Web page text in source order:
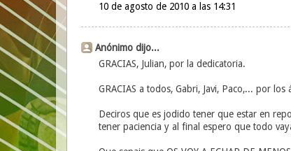
10 de agosto de 2010 a las 14:31
Anónimo dijo...
GRACIAS, Julian, por la dedicatoria.
GRACIAS a todos, Gabri, Javi, Paco,... por los
Deciros que es jodido tener que estar en
tener paciencia y al final espero que todo